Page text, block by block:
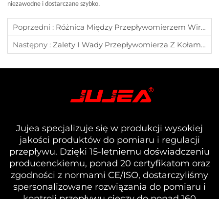
niezawodne i dostarczane szybko.
Poprzedni : Różnica Między Przepływomierzem Wirowym A Przepływomierzem Wirowym Z Precesją
Następny : Zalety I Wady Przepływomierza Z Kołami Eliptycznymi
Jujea specjalizuje się w produkcji wysokiej
jakości produktów do pomiaru i regulacji
przepływu. Dzięki 15-letniemu doświadczeniu
producenckiemu, ponad 20 certyfikatom oraz
zgodności z normami CE/ISO, dostarczyliśmy
spersonalizowane rozwiązania do pomiaru i